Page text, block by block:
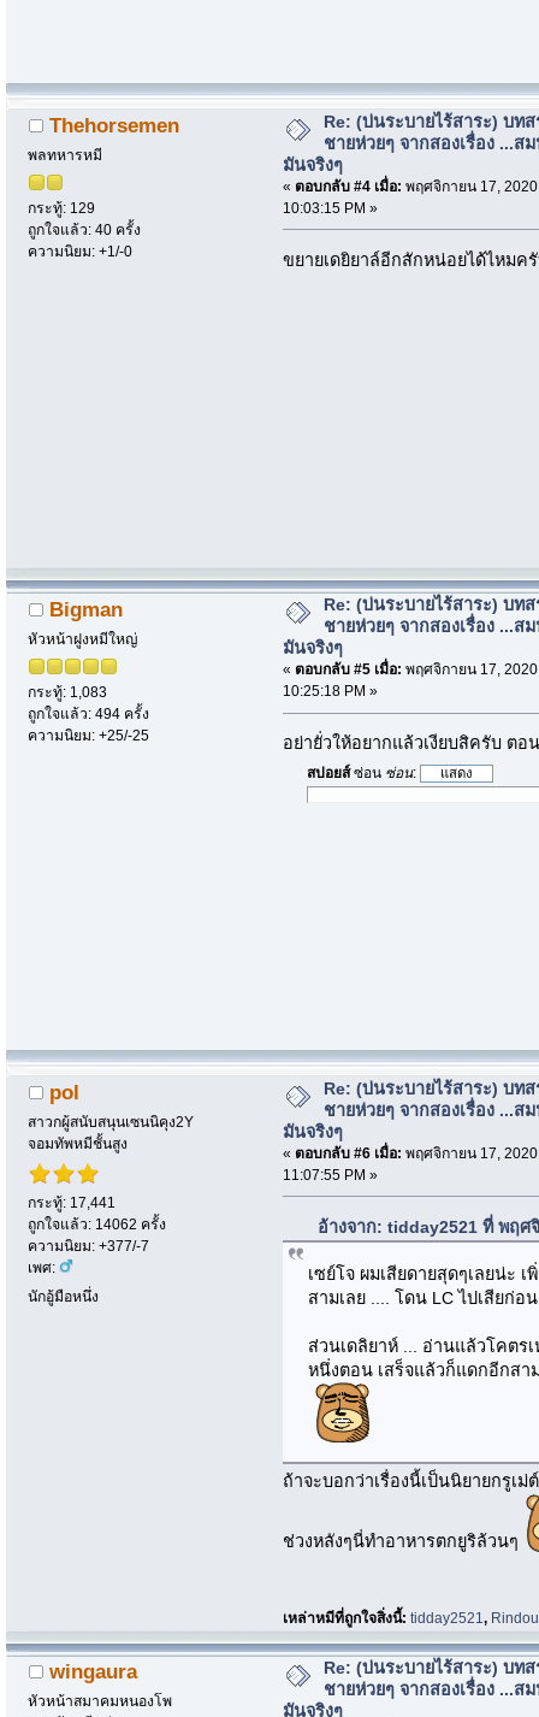
Thehorsemen
พลทหารหมี
กระทู้: 129
ถูกใจแล้ว: 40 ครั้ง
ความนิยม: +1/-0
Re: (บ่นระบายไร้สาระ) บท
ชายห่วยๆ จากสองเรื่อง ...ส
มันจริงๆ
« ตอบกลับ #4 เมื่อ: พฤศจิกายน 17,
10:03:15 PM »
ขยายเดยิยาล์อีกสักหน่อยได้ไหมค
Bigman
หัวหน้าฝูงหมีใหญ่
กระทู้: 1,083
ถูกใจแล้ว: 494 ครั้ง
ความนิยม: +25/-25
Re: (บ่นระบายไร้สาระ) บท
ชายห่วยๆ จากสองเรื่อง ...ส
มันจริงๆ
« ตอบกลับ #5 เมื่อ: พฤศจิกายน 17,
10:25:18 PM »
อย่ายั่วให้อยากแล้วเงียบสิครับ ตอ
สปอยส์ซ่อน ซ่อน:
pol
สาวกผู้สนับสนุนเซนนิคุง2Y
จอมทัพหมีชั้นสูง
กระทู้: 17,441
ถูกใจแล้ว: 14062 ครั้ง
ความนิยม: +377/-7
เพศ:
นักอู้มือหนึ่ง
Re: (บ่นระบายไร้สาระ) บท
ชายห่วยๆ จากสองเรื่อง ...ส
มันจริงๆ
« ตอบกลับ #6 เมื่อ: พฤศจิกายน 17,
11:07:55 PM »
อ้างจาก: tidday2521 ที่ พฤศ
เซย์โจ ผมเสียดายสุดๆเลยน่ะ
สามเลย .... โดน LC ไปเสียก่อ
ส่วนเดลิยาห์ ... อ่านแล้วโคตร
หนึ่งตอน เสร็จแล้วก็แดกอีกสา
ถ้าจะบอกว่าเรื่องนี้เป็นนิยายกรูเ
ช่วงหลังๆนี่ทำอาหารตกยูริล้วนๆ
เหล่าหมีที่ถูกใจสิ่งนี้:tidday2521, Rindou
wingaura
หัวหน้าสมาคมหนองโพ
Re: (บ่นระบายไร้สาระ) บท
ชายห่วยๆ จากสองเรื่อง ...ส
มันจริงๆ